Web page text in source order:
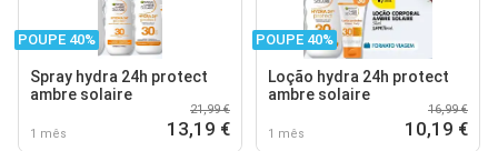
POUPE 40%
Spray hydra 24h protect
ambre solaire
1 mês
21,99 €
13,19 €
POUPE 40%
Loção hydra 24h protect
ambre solaire
1 mês
16,99 €
10,19 €